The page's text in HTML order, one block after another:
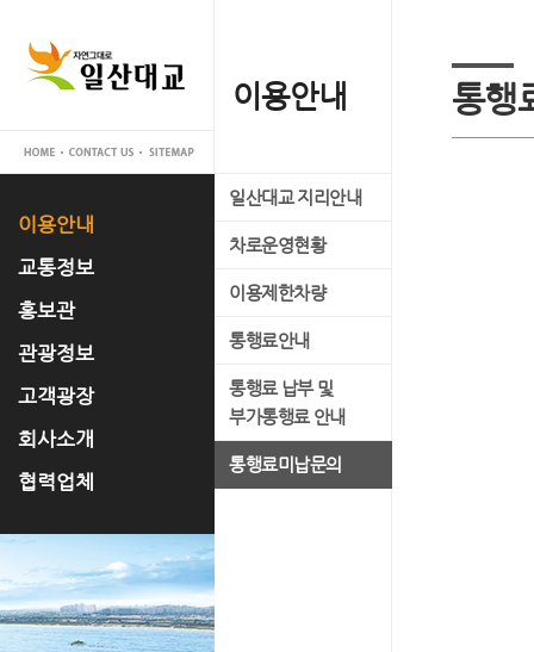
이용안내
이용안내
일산대교 지리안내
차로운영현황
이용제한차량
통행료안내
통행료 납부 및
부가통행료 안내
통행료미납문의
교통정보
교통정보
실시간 교통정보
교통관리 시스템 소개
홍보관
홍보관
일산대교 갤러리
홍보 동영상
언론 속 일산대교
자료실
관광정보
관광정보
관광명소
축제정보
문화유적
맛집정보
고객광장
고객광장
공지사항
고객의 소리
FAQ
회사소개
회사소개
대표이사 인사말
사업개요
사업추진경과
운영조직
경영공시
협력업체
협력업체
입찰공고
통행